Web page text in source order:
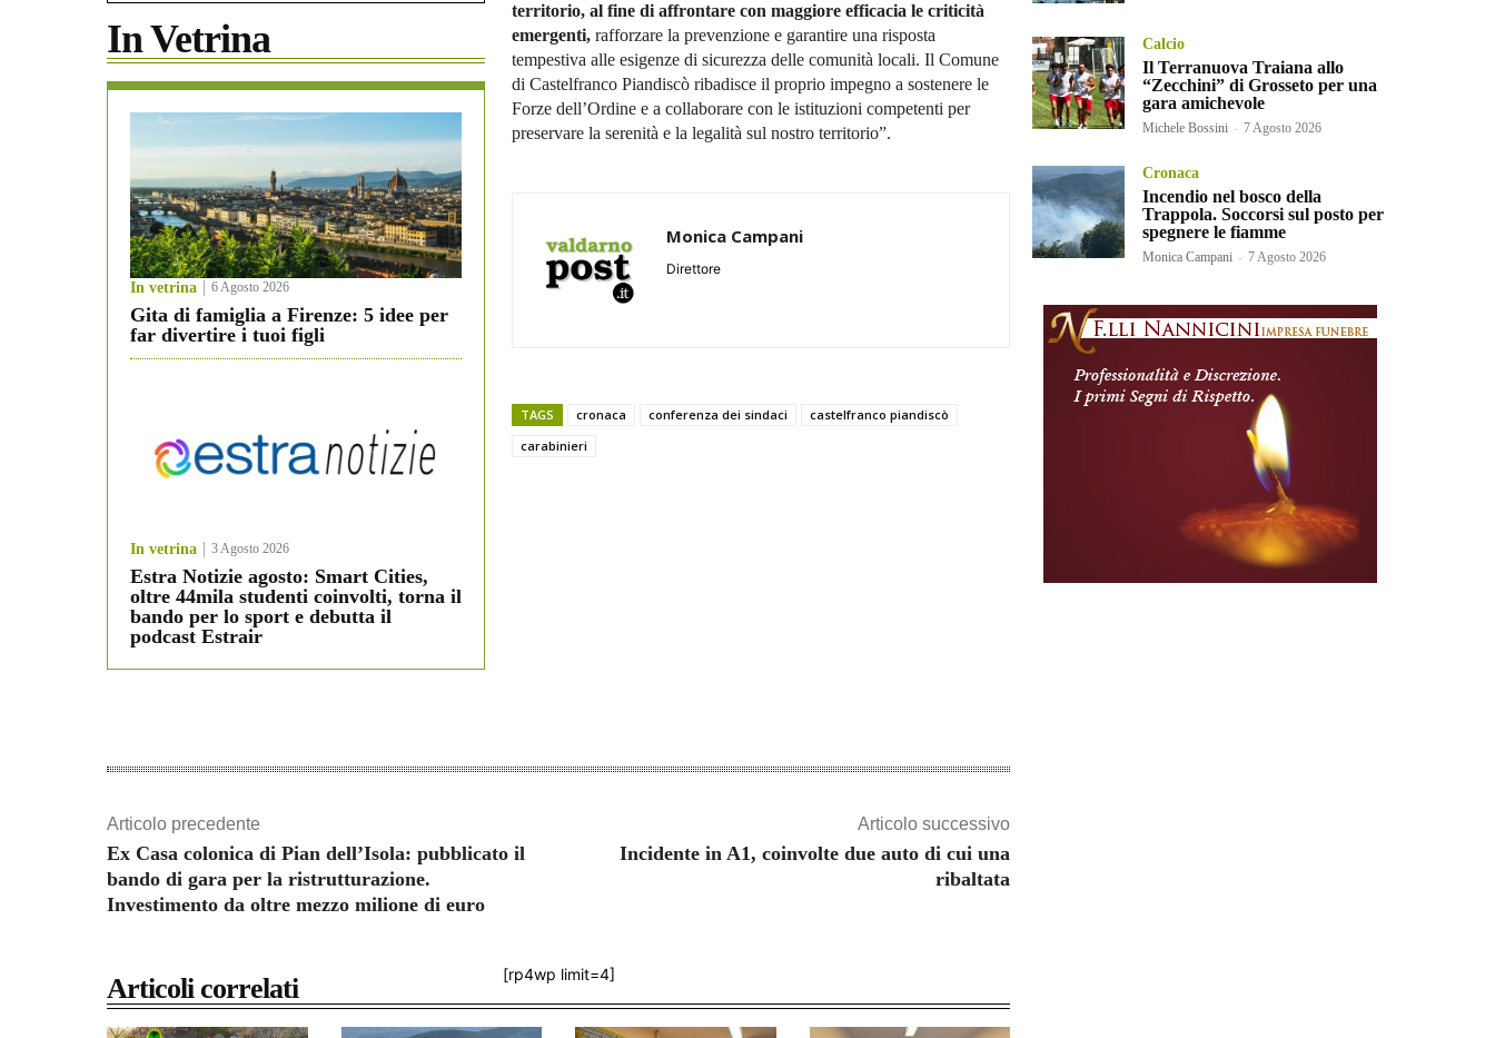
In Vetrina
In vetrina 6 Agosto 2026
Gita di famiglia a Firenze: 5 idee per
far divertire i tuoi figli
In vetrina 3 Agosto 2026
Estra Notizie agosto: Smart Cities,
oltre 44mila studenti coinvolti, torna il
bando per lo sport e debutta il
podcast Estrair
territorio, al fine di affrontare con maggiore efficacia le criticità
emergenti, rafforzare la prevenzione e garantire una risposta
tempestiva alle esigenze di sicurezza delle comunità locali. Il Comune
di Castelfranco Piandiscò ribadisce il proprio impegno a sostenere le
Forze dell’Ordine e a collaborare con le istituzioni competenti per
preservare la serenità e la legalità sul nostro territorio”.
Monica Campani
Direttore
TAGS cronaca conferenza dei sindaci
castelfranco piandiscò
carabinieri
Articolo precedente
Ex Casa colonica di Pian dell’Isola: pubblicato il
bando di gara per la ristrutturazione.
Investimento da oltre mezzo milione di euro
Articolo successivo
Incidente in A1, coinvolte due auto di cui una
ribaltata
[rp4wp limit=4]
Articoli correlati
Calcio
Il Terranuova Traiana allo
“Zecchini” di Grosseto per una
gara amichevole
Michele Bossini - 7 Agosto 2026
Cronaca
Incendio nel bosco della
Trappola. Soccorsi sul posto per
spegnere le fiamme
Monica Campani - 7 Agosto 2026